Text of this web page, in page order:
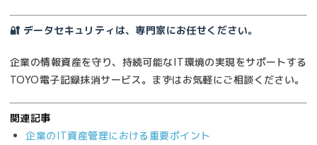
🔐 データセキュリティは、専門家にお任せください。
企業の情報資産を守り、持続可能なIT環境の実現をサポートする
TOYO電子記録抹消サービス。まずはお気軽にご相談ください。
関連記事
企業のIT資産管理における重要ポイント